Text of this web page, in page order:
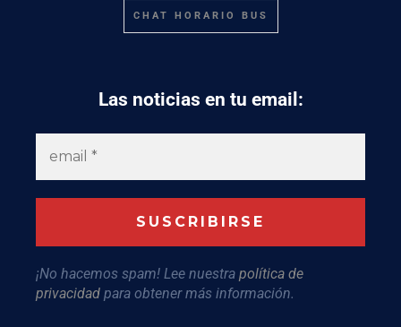
CHAT HORARIO BUS
Las noticias en tu email:
¡No hacemos spam! Lee nuestra política de
privacidad para obtener más información.